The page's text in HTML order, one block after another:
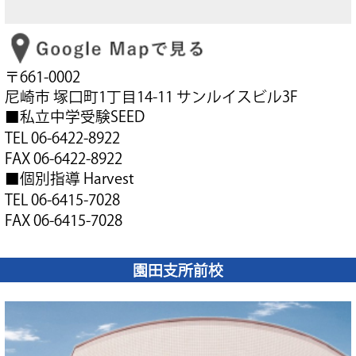
〒661-0002
尼崎市 塚口町1丁目14-11 サンルイスビル3F
■私立中学受験SEED
TEL 06-6422-8922
FAX 06-6422-8922
■個別指導 Harvest
TEL 06-6415-7028
FAX 06-6415-7028
園田支所前校